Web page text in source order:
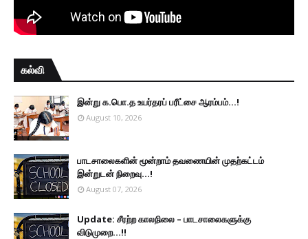
கல்வி
இன்று க.பொ.த உயர்தரப் பரீட்சை ஆரம்பம்...!
August 10, 2026
பாடசாலைகளின் மூன்றாம் தவணையின் முதற்கட்டம்
இன்றுடன் நிறைவு...!
August 07, 2026
Update: சீரற்ற காலநிலை – பாடசாலைகளுக்கு
விடுமுறை...!!